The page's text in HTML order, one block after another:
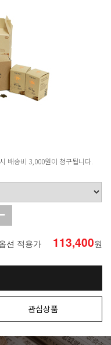
배송비 3,000원이 청구됩니다.
션 적용가 113,400원
관심상품